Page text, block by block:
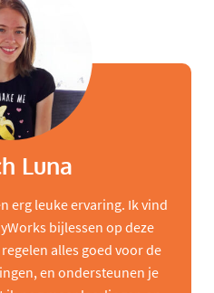
Luna
erg leuke ervaring. Ik vind
bijlessen op deze
alles goed voor de
en ondersteunen je